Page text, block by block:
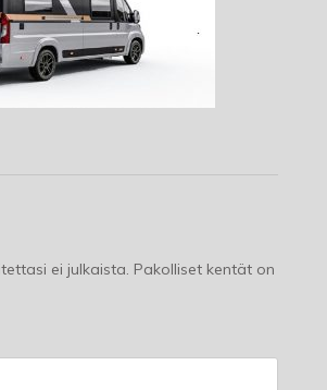
ei julkaista. Pakolliset kentät on